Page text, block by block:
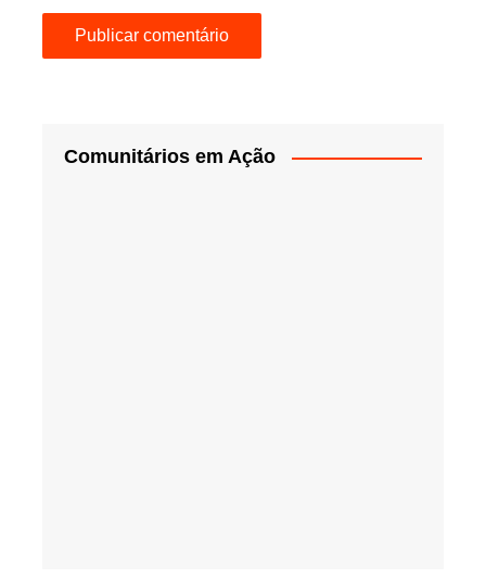
Comunitários em Ação